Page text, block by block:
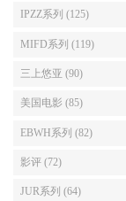
IPZZ系列 (125)
MIFD系列 (119)
三上悠亚 (90)
美国电影 (85)
EBWH系列 (82)
影评 (72)
JUR系列 (64)